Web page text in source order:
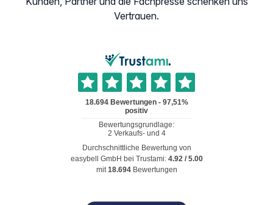
Vertrauen.
Durchschnittliche Bewertung von
easybell GmbH bei Trustami: 4.92/ 5.00
mit18.694 Bewertungen